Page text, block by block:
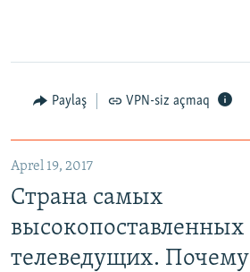
Paylaş VPN-siz açmaq
Aprel 19, 2017
Страна самых
высокопоставленных
телеведущих. Почему